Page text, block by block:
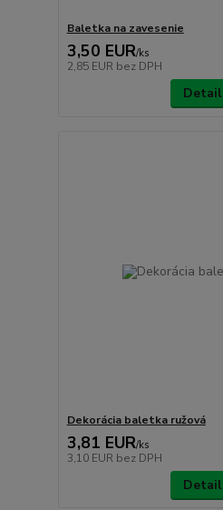
Baletka na zavesenie
3,50 EUR/ks
2,85 EUR bez DPH
Detail
Dekorácia baletka ružová
3,81 EUR/ks
3,10 EUR bez DPH
Detail